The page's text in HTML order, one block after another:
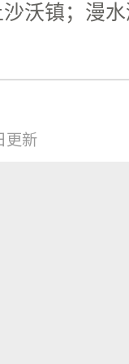
沃镇；漫
更新